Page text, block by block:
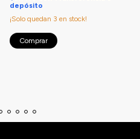
depósito
¡Solo quedan 3 en stock!
Comprar